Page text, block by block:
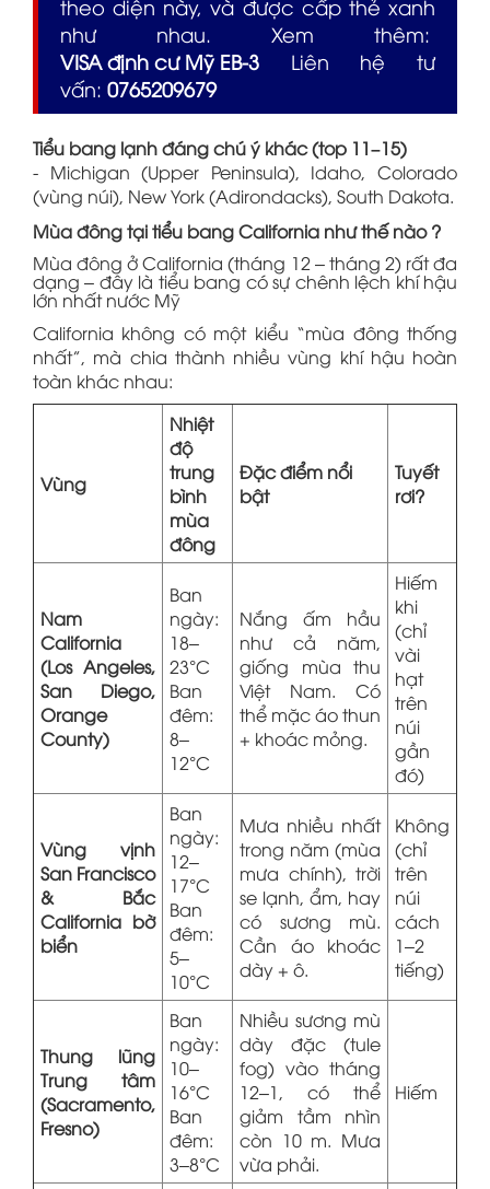
theo diện này, và được cấp thẻ xanh
như nhau. Xem thêm:
VISA định cư Mỹ EB-3 Liên hệ tư
vấn: 0765209679
Tiểu bang lạnh đáng chú ý khác (top 11–15)
- Michigan (Upper Peninsula), Idaho, Colorado
(vùng núi), New York (Adirondacks), South Dakota.
Mùa đông tại tiểu bang California như thế nào ?
Mùa đông ở California (tháng 12 – tháng 2) rất đa
dạng – đây là tiểu bang có sự chênh lệch khí hậu
lớn nhất nước Mỹ
California không có một kiểu “mùa đông thống
nhất”, mà chia thành nhiều vùng khí hậu hoàn
toàn khác nhau:
Vùng
Nhiệt
độ
trung
bình
mùa
đông
Đặc điểm nổi
bật
Tuyết
rơi?
Nam
California
(Los Angeles,
San Diego,
Orange
County)
Ban
ngày:
18–
23°C
Ban
đêm:
8–
12°C
Nắng ấm hầu
như cả năm,
giống mùa thu
Việt Nam. Có
thể mặc áo thun
+ khoác mỏng.
Hiếm
khi
(chỉ
vài
hạt
trên
núi
gần
đó)
Vùng vịnh
San Francisco
& Bắc
California bờ
biển
Ban
ngày:
12–
17°C
Ban
đêm:
5–
10°C
Mưa nhiều nhất
trong năm (mùa
mưa chính), trời
se lạnh, ẩm, hay
có sương mù.
Cần áo khoác
dày + ô.
Không
(chỉ
trên
núi
cách
1–2
tiếng)
Thung lũng
Trung tâm
(Sacramento,
Fresno)
Ban
ngày:
10–
16°C
Ban
đêm:
3–8°C
Nhiều sương mù
dày đặc (tule
fog) vào tháng
12–1, có thể
giảm tầm nhìn
còn 10 m. Mưa
vừa phải.
Hiếm